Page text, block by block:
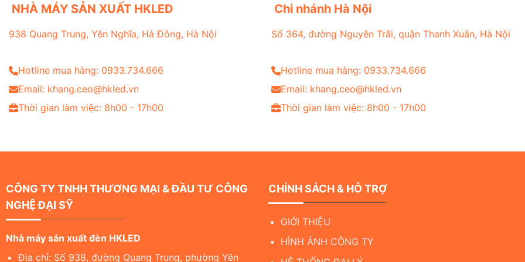
NHÀ MÁY SẢN XUẤT HKLED
938 Quang Trung, Yên Nghĩa, Hà Đông, Hà Nội
Hotline mua hàng: 0933.734.666
Email: khang.ceo@hkled.vn
Thời gian làm việc: 8h00 - 17h00
Chi nhánh Hà Nội
Số 364, đường Nguyễn Trãi, quận Thanh Xuân, Hà Nội
Hotline mua hàng: 0933.734.666
Email: khang.ceo@hkled.vn
Thời gian làm việc: 8h00 - 17h00
CÔNG TY TNHH THƯƠNG MẠI & ĐẦU TƯ CÔNG
NGHỆ ĐẠI SỸ
Nhà máy sản xuất đèn HKLED
Địa chỉ: Số 938, đường Quang Trung, phường Yên
CHÍNH SÁCH & HỖ TRỢ
GIỚI THIỆU
HÌNH ẢNH CÔNG TY